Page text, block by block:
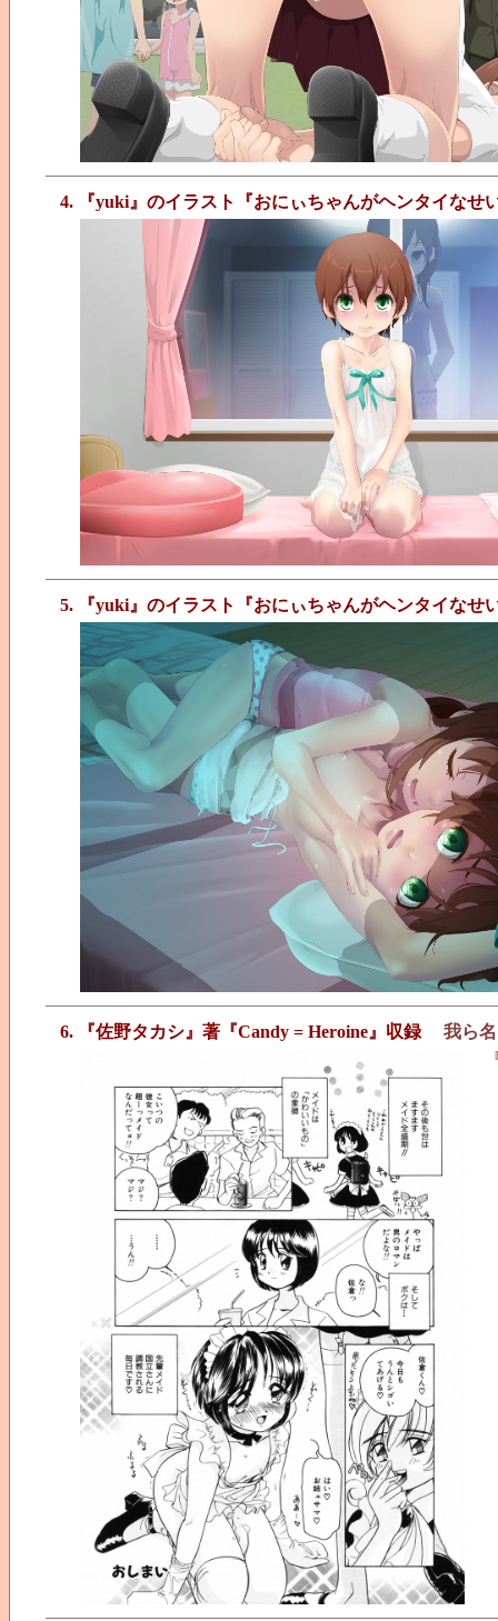
4. 『yuki』のイラスト『おにぃちゃんがヘンタイなせ
5. 『yuki』のイラスト『おにぃちゃんがヘンタイなせ
6. 『佐野タカシ』著『Candy = Heroine』収録
我ら